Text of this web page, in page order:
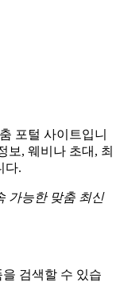
포털 사이트입니
보, 웨비나 초대, 최
다.
가능한 맞춤 최신
검색할 수 있습